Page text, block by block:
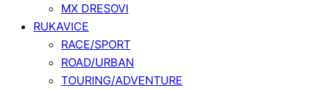
MX DRESOVI
RUKAVICE
RACE/SPORT
ROAD/URBAN
TOURING/ADVENTURE